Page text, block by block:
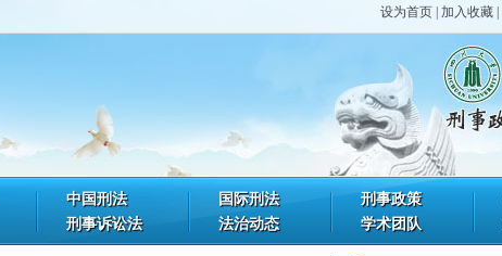
设为首页 加入收藏
中国刑法 国际刑法 刑事政策
刑事诉讼法 法治动态 学术团队